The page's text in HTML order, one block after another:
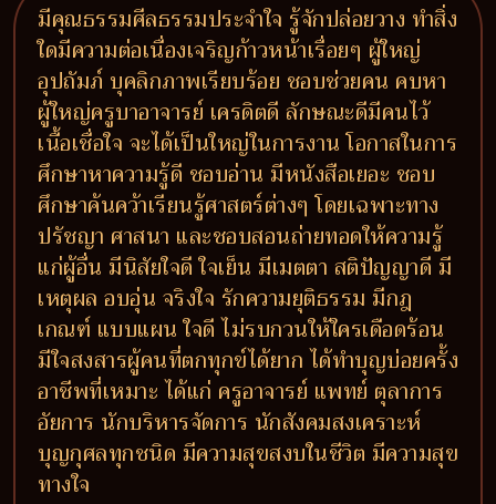
มีคุณธรรมศีลธรรมประจำใจ รู้จักปล่อยวาง ทำสิ่ง
ใดมีความต่อเนื่องเจริญก้าวหน้าเรื่อยๆ ผู้ใหญ่
อุปถัมภ์ บุคลิกภาพเรียบร้อย ชอบช่วยคน คบหา
ผู้ใหญ่ครูบาอาจารย์ เครดิตดี ลักษณะดีมีคนไว้
เนื้อเชื่อใจ จะได้เป็นใหญ่ในการงาน โอกาสในการ
ศึกษาหาความรู้ดี ชอบอ่าน มีหนังสือเยอะ ชอบ
ศึกษาค้นคว้าเรียนรู้ศาสตร์ต่างๆ โดยเฉพาะทาง
ปรัชญา ศาสนา และชอบสอนถ่ายทอดให้ความรู้
แก่ผู้อื่น มีนิสัยใจดี ใจเย็น มีเมตตา สติปัญญาดี มี
เหตุผล อบอุ่น จริงใจ รักความยุติธรรม มีกฎ
เกณฑ์ แบบแผน ใจดี ไม่รบกวนให้ใครเดือดร้อน
มีใจสงสารผู้คนที่ตกทุกข์ได้ยาก ได้ทำบุญบ่อยครั้ง
อาชีพที่เหมาะ ได้แก่ ครูอาจารย์ แพทย์ ตุลาการ
อัยการ นักบริหารจัดการ นักสังคมสงเคราะห์
บุญกุศลทุกชนิด มีความสุขสงบในชีวิต มีความสุข
ทางใจ